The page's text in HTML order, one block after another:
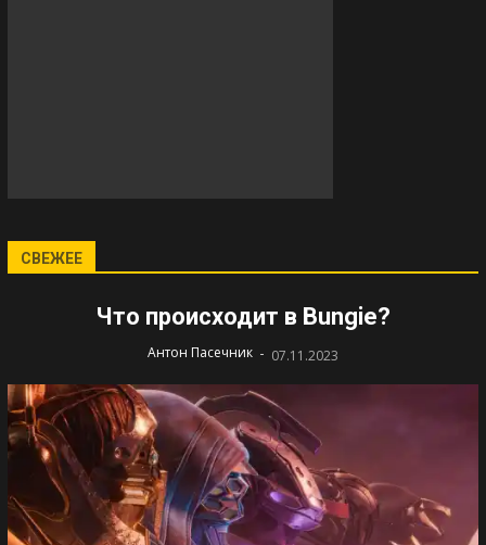
СВЕЖЕЕ
Что происходит в Bungie?
Антон Пасечник - 07.11.2023